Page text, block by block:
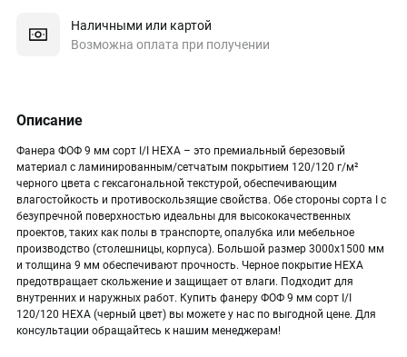
Наличными или картой
Возможна оплата при получении
Описание
Фанера ФОФ 9 мм сорт I/I HEXA – это премиальный березовый
материал с ламинированным/сетчатым покрытием 120/120 г/м²
черного цвета с гексагональной текстурой, обеспечивающим
влагостойкость и противоскользящие свойства. Обе стороны сорта I с
безупречной поверхностью идеальны для высококачественных
проектов, таких как полы в транспорте, опалубка или мебельное
производство (столешницы, корпуса). Большой размер 3000х1500 мм
и толщина 9 мм обеспечивают прочность. Черное покрытие HEXA
предотвращает скольжение и защищает от влаги. Подходит для
внутренних и наружных работ. Купить фанеру ФОФ 9 мм сорт I/I
120/120 HEXA (черный цвет) вы можете у нас по выгодной цене. Для
консультации обращайтесь к нашим менеджерам!